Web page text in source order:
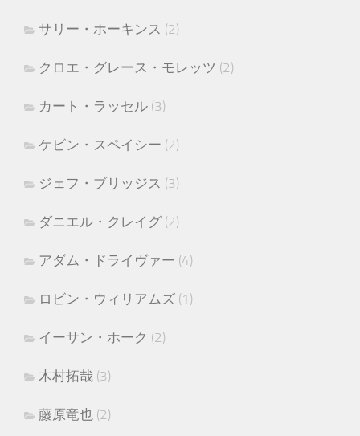
サリー・ホーキンス (2)
クロエ・グレース・モレッツ (2)
カート・ラッセル (3)
ケビン・スペイシー (2)
ジェフ・ブリッジス (3)
ダニエル・クレイグ (2)
アダム・ドライヴァー (4)
ロビン・ウィリアムズ (1)
イーサン・ホーク (2)
木村拓哉 (3)
藤原竜也 (2)